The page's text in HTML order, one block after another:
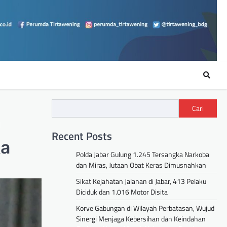
Cari
Recent Posts
Polda Jabar Gulung 1.245 Tersangka Narkoba
dan Miras, Jutaan Obat Keras Dimusnahkan
Sikat Kejahatan Jalanan di Jabar, 413 Pelaku
Diciduk dan 1.016 Motor Disita
Korve Gabungan di Wilayah Perbatasan, Wujud
Sinergi Menjaga Kebersihan dan Keindahan